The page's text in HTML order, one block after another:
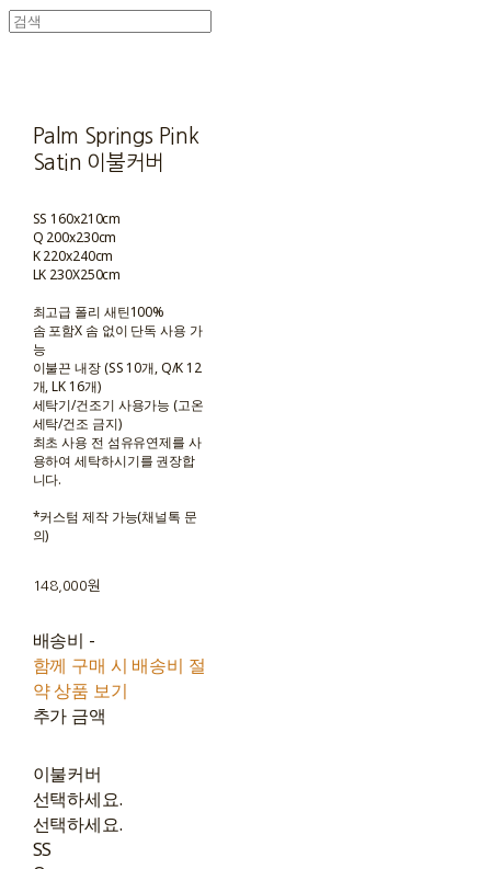
Palm Springs Pink
Satin 이불커버
SS 160x210cm
Q 200x230cm
K 220x240cm
LK 230X250cm
최고급 폴리 새틴100%
솜 포함X 솜 없이 단독 사용 가
능
이불끈 내장 (SS 10개, Q/K 12
개, LK 16개)
세탁기/건조기 사용가능 (고온
세탁/건조 금지)
최초 사용 전 섬유유연제를 사
용하여 세탁하시기를 권장합
니다.
*커스텀 제작 가능(채널톡 문
의)
148,000원
배송비 -
함께 구매 시 배송비 절
약 상품 보기
추가 금액
이불커버
선택하세요.
선택하세요.
SS